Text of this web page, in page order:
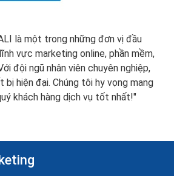
là một trong những đơn vị đầu
vực marketing online, phần mềm,
đội ngũ nhân viên chuyên nghiệp,
bị hiện đại. Chúng tôi hy vọng mang
khách hàng dịch vụ tốt nhất!"